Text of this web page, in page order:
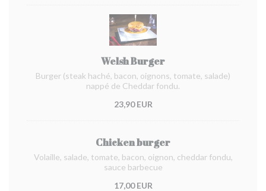
Welsh Burger
Burger (steak haché, bacon, oignons, tomate, salade)
nappé de Cheddar fondu.
23,90 EUR
Chicken burger
Volaille, salade, tomate, bacon, oignon, cheddar fondu,
sauce barbecue
17,00 EUR